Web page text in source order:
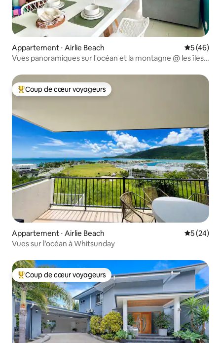
Appartement ⋅ Airlie Beach
5 (46)
Vues panoramiques sur l'océan et la montagne @ les îles
Coups de cœur voyageurs les plus appréciés
Coup de cœur voyageurs
Appartement ⋅ Airlie Beach
5 (24)
Vues sur l’océan à Whitsunday
Coups de cœur voyageurs les plus appréciés
Coup de cœur voyageurs